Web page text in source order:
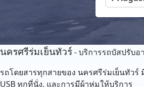
นครศรีร่มเย็นทัวร์- บริการรถบัสปรับอ
รถโดยสารทุกสายของ นครศรีร่มเย็นทัว
USB ทุกที่นั่ง, และการมีผ้าห่มให้บริการ